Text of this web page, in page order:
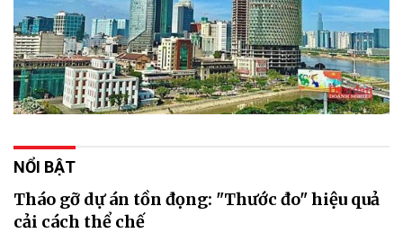
NỔI BẬT
Tháo gỡ dự án tồn đọng: "Thước đo" hiệu quả
cải cách thể chế